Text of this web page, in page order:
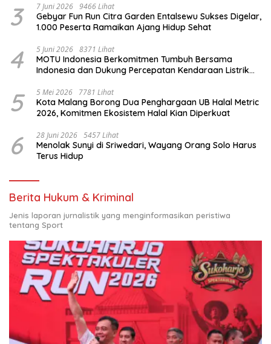
3 7 Juni 2026 9466 Lihat
Gebyar Fun Run Citra Garden Entalsewu Sukses Digelar,
1.000 Peserta Ramaikan Ajang Hidup Sehat
4 5 Juni 2026 8371 Lihat
MOTU Indonesia Berkomitmen Tumbuh Bersama
Indonesia dan Dukung Percepatan Kendaraan Listrik
5 5 Mei 2026 7781 Lihat
Kota Malang Borong Dua Penghargaan UB Halal Metric
2026, Komitmen Ekosistem Halal Kian Diperkuat
6 28 Juni 2026 5457 Lihat
Menolak Sunyi di Sriwedari, Wayang Orang Solo Harus
Terus Hidup
Berita Hukum & Kriminal
Jenis laporan jurnalistik yang menginformasikan peristiwa
tentang Sport